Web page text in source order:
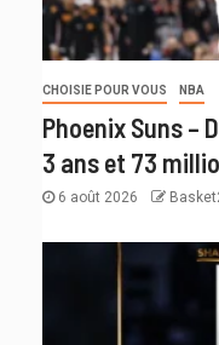
CHOISIE POUR VOUS NBA
Phoenix Suns –
3 ans et 73
6 août 2026